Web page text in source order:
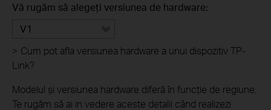
Vă rugăm să alegeți versiunea de hardware:
V1
> Cum pot afla versiunea hardware a unui dispozitiv TP-
Link?
Modelul și versiunea hardware diferă în funcție de regiune.
Te rugăm să ai in vedere aceste detalii când realizezi